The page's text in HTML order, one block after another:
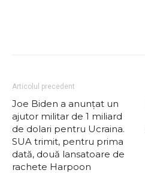
Articolul precedent
Joe Biden a anunțat un
ajutor militar de 1 miliard
de dolari pentru Ucraina.
SUA trimit, pentru prima
dată, două lansatoare de
rachete Harpoon